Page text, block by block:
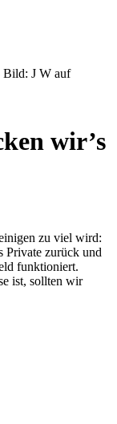
wir’s
zu viel wird:
Private zurück und
funktioniert.
ist, sollten wir